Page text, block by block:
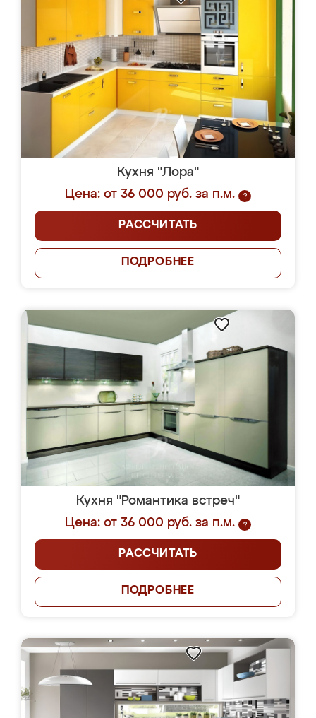
Кухня "Лора"
Цена: от 36 000 руб. за п.м.
?
РАССЧИТАТЬ
ПОДРОБНЕЕ
Кухня "Романтика встреч"
Цена: от 36 000 руб. за п.м.
?
РАССЧИТАТЬ
ПОДРОБНЕЕ